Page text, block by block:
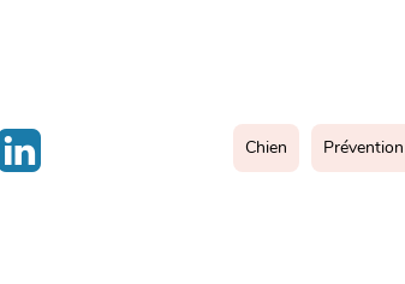
Chien Prévention